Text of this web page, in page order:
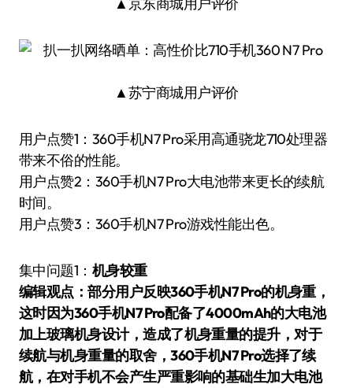
▲苏宁商城用户评价
用户点赞1：360手机N7 Pro采用高通骁龙710处理器
带来不俗的性能。
用户点赞2：360手机N7 Pro大电池带来更长的续航
时间。
用户点赞3：360手机N7 Pro游戏性能出色。
集中问题1： 机身较重
编辑观点：部分用户反映360手机N7 Pro的机身重，
这时因为360手机N7 Pro配备了4000mAh的大电池
加上玻璃机身设计，造成了机身重量的提升，对于
续航与机身重量的取舍，360手机N7 Pro选择了续
航，在对手机不会产生严重影响的基础生加大电池